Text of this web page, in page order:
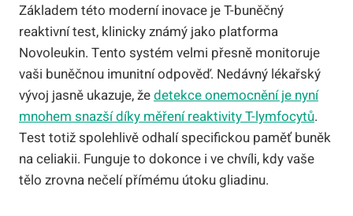
Základem této moderní inovace je T-buněčný
reaktivní test, klinicky známý jako platforma
Novoleukin. Tento systém velmi přesně monitoruje
vaši buněčnou imunitní odpověď. Nedávný lékařský
vývoj jasně ukazuje, žedetekce onemocnění je nyní
mnohem snazší díky měření reaktivity T-lymfocytů.
Test totiž spolehlivě odhalí specifickou paměť buněk
na celiakii. Funguje to dokonce i ve chvíli, kdy vaše
tělo zrovna nečelí přímému útoku gliadinu.